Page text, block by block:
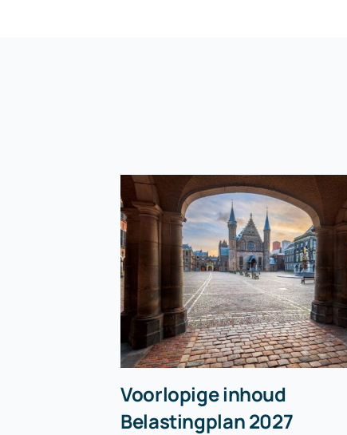
Voorlopige inhoud
Belastingplan 2027